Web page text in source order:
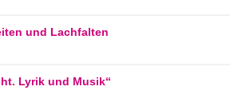
und Lachfalten
Lyrik und Musik“